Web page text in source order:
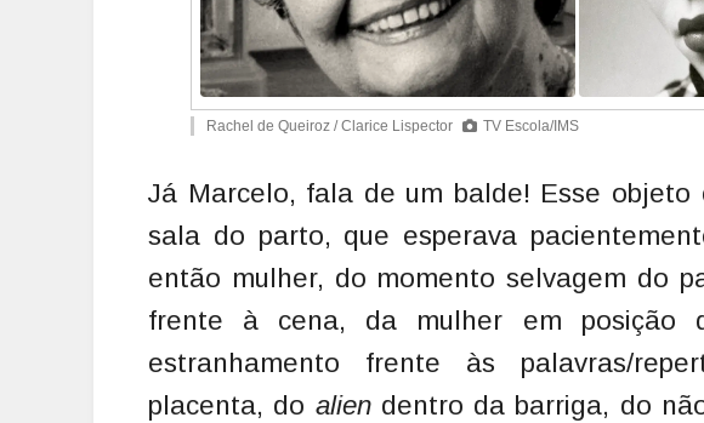
Rachel de Queiroz / Clarice Lispector TV Escola/IMS
Já Marcelo, fala de um balde! Esse objeto
sala do parto, que esperava
então mulher, do momento selvagem do
frente à cena, da mulher em posição
estranhamento frente às palavras/
placenta, do aliendentro da barriga, do